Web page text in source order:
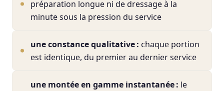
préparation longue ni de dressage à la
minute sous la pression du service
une constance qualitative : chaque portion
est identique, du premier au dernier service
une montée en gamme instantanée : le